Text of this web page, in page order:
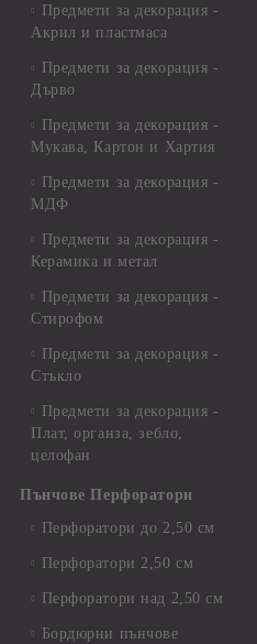
Предмети за декорация -
Акрил и пластмаса
Предмети за декорация -
Дърво
Предмети за декорация -
Мукава, Картон и Хартия
Предмети за декорация -
МДФ
Предмети за декорация -
Керамика и метал
Предмети за декорация -
Стирофом
Предмети за декорация -
Стъкло
Предмети за декорация -
Плат, органза, зебло,
целофан
Пънчове Перфоратори
Перфоратори до 2,50 см
Перфоратори 2,50 см
Перфоратори над 2,50 см
Бордюрни пънчове